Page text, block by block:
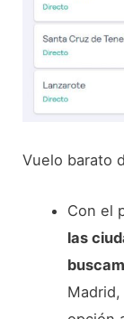
Vuelo barato
Con el
las